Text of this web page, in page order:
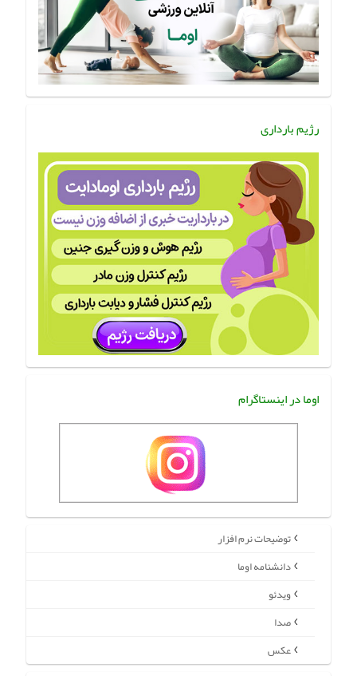
رژیم بارداری
اوما در اینستاگرام
توضیحات نرم افزار
دانشنامه اوما
ویدئو
صدا
عکس